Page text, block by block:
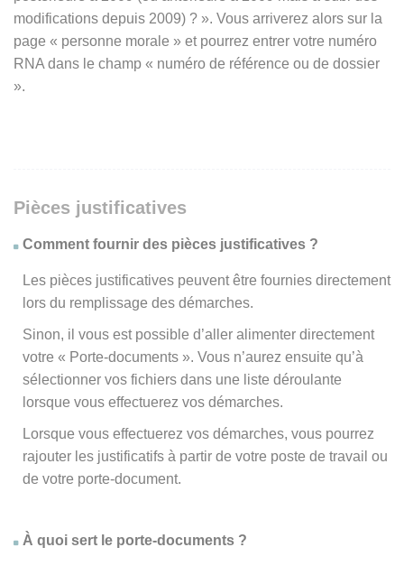
modifications depuis 2009) ? ». Vous arriverez alors sur la
page « personne morale » et pourrez entrer votre numéro
RNA dans le champ « numéro de référence ou de dossier
».
Pièces justificatives
Comment fournir des pièces justificatives ?
Les pièces justificatives peuvent être fournies directement
lors du remplissage des démarches.
Sinon, il vous est possible d’aller alimenter directement
votre « Porte-documents ». Vous n’aurez ensuite qu’à
sélectionner vos fichiers dans une liste déroulante
lorsque vous effectuerez vos démarches.
Lorsque vous effectuerez vos démarches, vous pourrez
rajouter les justificatifs à partir de votre poste de travail ou
de votre porte-document.
À quoi sert le porte-documents ?